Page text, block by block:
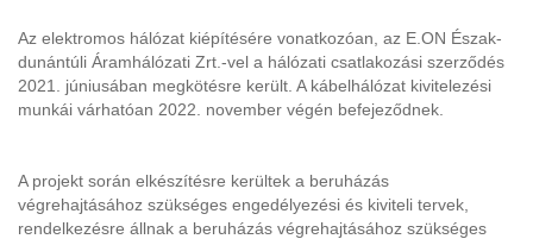
Az elektromos hálózat kiépítésére vonatkozóan, az E.ON Észak-
dunántúli Áramhálózati Zrt.-vel a hálózati csatlakozási szerződés
2021. júniusában megkötésre került. A kábelhálózat kivitelezési
munkái várhatóan 2022. november végén befejeződnek.
A projekt során elkészítésre kerültek a beruházás
végrehajtásához szükséges engedélyezési és kiviteli tervek,
rendelkezésre állnak a beruházás végrehajtásához szükséges